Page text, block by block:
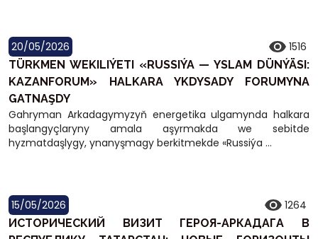
20/05/2026 1516
TÜRKMEN WEKILIÝETI «RUSSIÝA — YSLAM DÜNÝÄSI:
KAZANFORUM» HALKARA YKDYSADY FORUMYNA
GATNAŞDY
Gahryman Arkadagymyzyň energetika ulgamynda halkara
başlangyçlaryny amala aşyrmakda we sebitde
hyzmatdaşlygy, ynanyşmagy berkitmekde «Russiýa ...
15/05/2026 1264
ИСТОРИЧЕСКИЙ ВИЗИТ ГЕРОЯ-АРКАДАГА В